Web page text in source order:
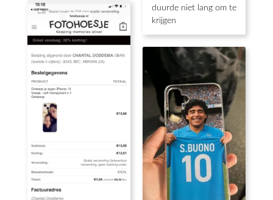
duurde niet lang om te
krijgen